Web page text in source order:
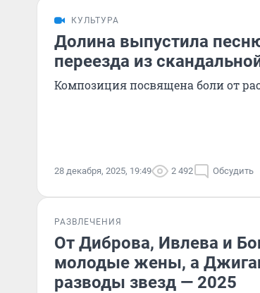
КУЛЬТУРА
Долина выпустила
переезда из
Композиция посвящена боли от
28 декабря, 2025, 19:49 2 492 Обсудить
РАЗВЛЕЧЕНИЯ
От Диброва, Ивлева и
молодые жены, а
разводы звезд — 2025